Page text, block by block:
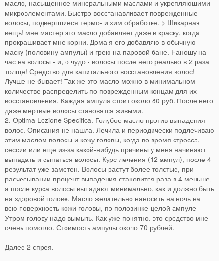
масло, насыщенное минеральными маслами и укрепляющими
микроэлементами. Быстро восстанавливает поврежденные
волосы, подвергшиеся термо- и хим обработке. > Шикарная
вещь! мне мастер это масло добавляет даже в краску, когда
прокрашивает мне корни. Дома я его добавляю в обычную
маску (половину ампулы) и грею на паровой бане. Наношу на
час на волосы - и, о чудо - волосы после него реально в 2 раза
толще! Средство для капитального восстановления волос!
Лучше не бывает! Так же это масло можно в минимальном
количестве распределить по поврежденным концам для их
восстановления. Каждая ампула стоит около 80 руб. После него
даже мертвые волосы становятся живыми.
2. Optima Lozione Specifica. Голубое масло против выпадения
волос. Описания не нашла. Лечила и периодически подлечиваю
этим маслом волосы и кожу головы, когда во время стресса,
сессии или еще из-за какой-нибудь причины у меня начинают
выпадать и сыпаться волосы. Курс лечения (12 ампул), после 4
результат уже заметен. Волосы растут более толстые, при
расчесывании процент выпадения становится раза в 4 меньше,
а после курса волосы выпадают минимально, как и должно быть
на здоровой голове. Масло желательно наносить на ночь на
всю поверхность кожи головы, по половинке-целой ампуле.
Утром голову надо вымыть. Как уже понятно, это средство мне
очень помогло. Стоимость ампулы около 70 рублей.
Далее 2 спрея.